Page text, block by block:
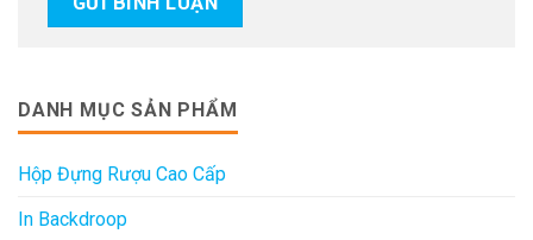
DANH MỤC SẢN PHẨM
Hộp Đựng Rượu Cao Cấp
In Backdroop